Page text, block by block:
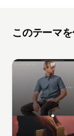
このテーマ